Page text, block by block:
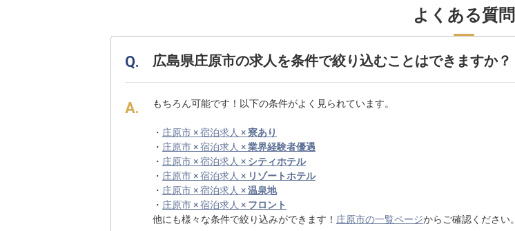
よくある質問
広島県庄原市の求人を条件で絞り込むことはできますか？
もちろん可能です！以下の条件がよく見られています。
・ 庄原市 × 宿泊求人 ×寮あり
・ 庄原市 × 宿泊求人 ×業界経験者優遇
・ 庄原市 × 宿泊求人 × シティホテル
・ 庄原市 × 宿泊求人 × リゾートホテル
・ 庄原市 × 宿泊求人 ×温泉地
・ 庄原市 × 宿泊求人 × フロント
他にも様々な条件で絞り込みができます！ 庄原市の一覧ページからご確認ください。